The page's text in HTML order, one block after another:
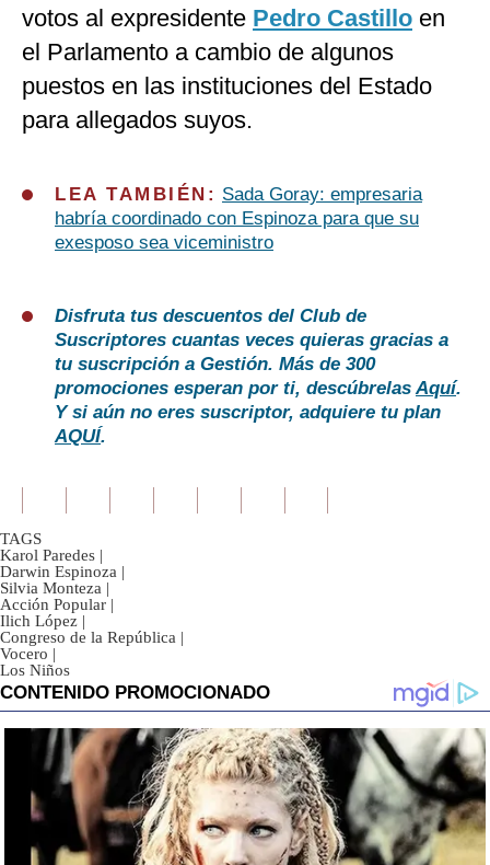
votos al expresidente Pedro Castillo en
el Parlamento a cambio de algunos
puestos en las instituciones del Estado
para allegados suyos.
LEA TAMBIÉN: Sada Goray: empresaria
habría coordinado con Espinoza para que su
exesposo sea viceministro
Disfruta tus descuentos del Club de
Suscriptores cuantas veces quieras gracias a
tu suscripción a Gestión. Más de 300
promociones esperan por ti, descúbrelasAquí.
Y si aún no eres suscriptor, adquiere tu plan
AQUÍ.
TAGS
Karol Paredes |
Darwin Espinoza |
Silvia Monteza |
Acción Popular |
Ilich López |
Congreso de la República |
Vocero |
Los Niños